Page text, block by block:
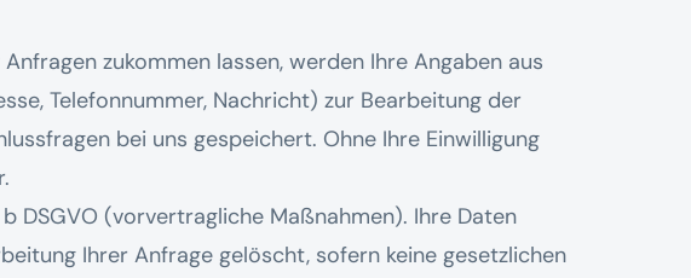
zukommen lassen, werden Ihre Angaben aus
Telefonnummer, Nachricht) zur Bearbeitung der
bei uns gespeichert. Ohne Ihre Einwilligung
DSGVO (vorvertragliche Maßnahmen). Ihre Daten
Ihrer Anfrage gelöscht, sofern keine gesetzlichen